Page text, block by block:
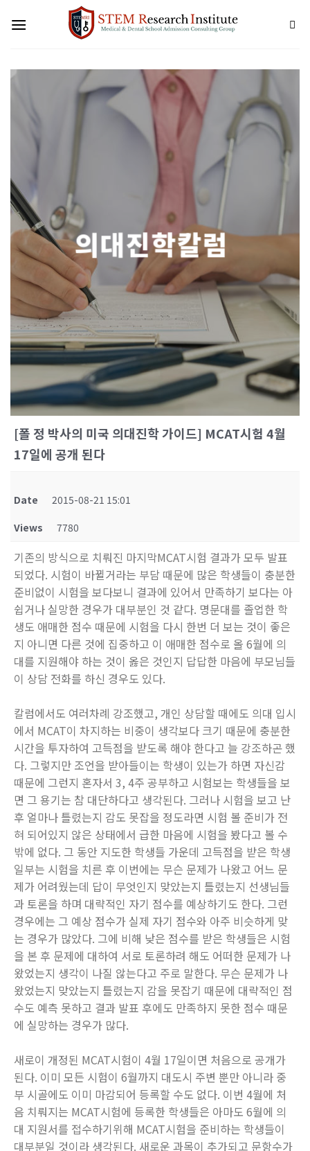
의대진학칼럼
[폴 정 박사의 미국 의대진학 가이드] MCAT시험 4월
17일에 공개 된다
Date
2015-08-21 15:01
Views
7780
기존의 방식으로 치뤄진 마지막MCAT시험 결과가 모두 발표
되었다. 시험이 바뀔거라는 부담 때문에 많은 학생들이 충분한
준비없이 시험을 보다보니 결과에 있어서 만족하기 보다는 아
쉽거나 실망한 경우가 대부분인 것 같다. 명문대를 졸업한 학
생도 애매한 점수 때문에 시험을 다시 한번 더 보는 것이 좋은
지 아니면 다른 것에 집중하고 이 애매한 점수로 올 6월에 의
대를 지원해야 하는 것이 옳은 것인지 답답한 마음에 부모님들
이 상담 전화를 하신 경우도 있다.
칼럼에서도 여러차례 강조했고, 개인 상담할 때에도 의대 입시
에서 MCAT이 차지하는 비중이 생각보다 크기 때문에 충분한
시간을 투자하여 고득점을 받도록 해야 한다고 늘 강조하곤 했
다. 그렇지만 조언을 받아들이는 학생이 있는가 하면 자신감
때문에 그런지 혼자서 3, 4주 공부하고 시험보는 학생들을 보
면 그 용기는 참 대단하다고 생각된다. 그러나 시험을 보고 난
후 얼마나 틀렸는지 감도 못잡을 정도라면 시험 볼 준비가 전
혀 되어있지 않은 상태에서 급한 마음에 시험을 봤다고 볼 수
밖에 없다. 그 동안 지도한 학생들 가운데 고득점을 받은 학생
일부는 시험을 치른 후 이번에는 무슨 문제가 나왔고 어느 문
제가 어려웠는데 답이 무엇인지 맞았는지 틀렸는지 선생님들
과 토론을 하며 대략적인 자기 점수를 예상하기도 한다. 그런
경우에는 그 예상 점수가 실제 자기 점수와 아주 비슷하게 맞
는 경우가 많았다. 그에 비해 낮은 점수를 받은 학생들은 시험
을 본 후 문제에 대하여 서로 토론하려 해도 어떠한 문제가 나
왔었는지 생각이 나질 않는다고 주로 말한다. 무슨 문제가 나
왔었는지 맞았는지 틀렸는지 감을 못잡기 때문에 대략적인 점
수도 예측 못하고 결과 발표 후에도 만족하지 못한 점수 때문
에 실망하는 경우가 많다.
새로이 개정된 MCAT시험이 4월 17일이면 처음으로 공개가
된다. 이미 모든 시험이 6월까지 대도시 주변 뿐만 아니라 중
부 시골에도 이미 마감되어 등록할 수도 없다. 이번 4월에 처
음 치뤄지는 MCAT시험에 등록한 학생들은 아마도 6월에 의
대 지원서를 접수하기위해 MCAT시험을 준비하는 학생들이
대부분일 것이라 생각된다. 새로운 과목이 추가되고 문항수가